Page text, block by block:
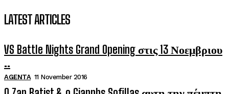
LATEST ARTICLES
VS Battle Nights Grand Opening στις 13 Νοεμβριου
..
AGENTA 11 November 2016